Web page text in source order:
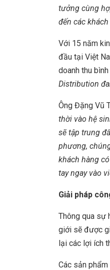
tưởng cùng
đến các
Với 15 năm
đầu tại Việt
doanh thu
Distribution
Ông Đặng Vũ
thời vào hệ
sẽ tập trung
phương,
khách hàng
tay ngay vào
Giải pháp
Thông qua sự
giới sẽ được
lại các lợi ích
Các sản